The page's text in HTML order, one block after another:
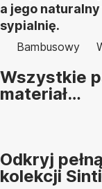
a jego
sypialnię.
Bambusowy
Wszystkie
materiał…
Odkryj
kolekcji